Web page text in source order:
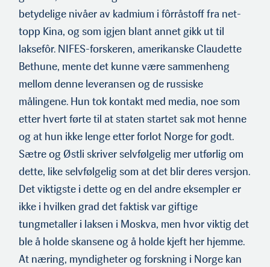
betydelige nivåer av kadmium i fôrråstoff fra net­
topp Kina, og som igjen blant annet gikk ut til
laksefôr. NIFES-forskeren, amerikanske Claudette
Bethune, mente det kunne være sammenheng
mellom denne leveransen og de russiske
målingene. Hun tok kontakt med media, noe som
etter hvert førte til at staten startet sak mot henne
og at hun ikke lenge etter forlot Norge for godt.
Sætre og Østli skriver selvfølgelig mer utførlig om
dette, like selvfølgelig som at det blir deres versjon.
Det viktigste i dette og en del andre eksempler er
ikke i hvilken grad det fak­tisk var giftige
tungmetaller i laksen i Moskva, men hvor viktig det
ble å holde skansene og å holde kjeft her hjemme.
At næring, myndigheter og forskning i Norge kan